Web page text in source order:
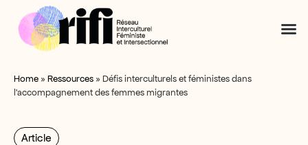
Home » Ressources » Défis interculturels et féministes dans
l’accompagnement des femmes migrantes
Article